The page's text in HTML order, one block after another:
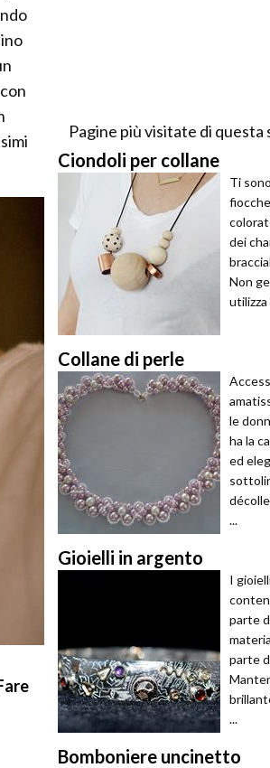
Pagine più visitate di questa
Ciondoli per collane
Ti
dei
Non
utilizza
Collane di perle
le
ha la
ed
...
Gioielli in argento
I
parte
parte
...
Bomboniere uncinetto